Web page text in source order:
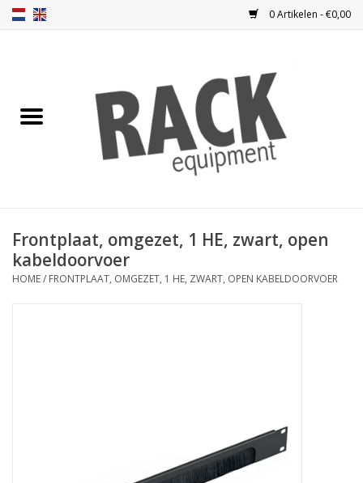
0 Artikelen - €0,00
Blindplaten
Frontdeuren
Frontplaat, omgezet, 1 HE, zwart, open
kabeldoorvoer
HOME/ FRONTPLAAT, OMGEZET, 1 HE, ZWART, OPEN KABELDOORVOER